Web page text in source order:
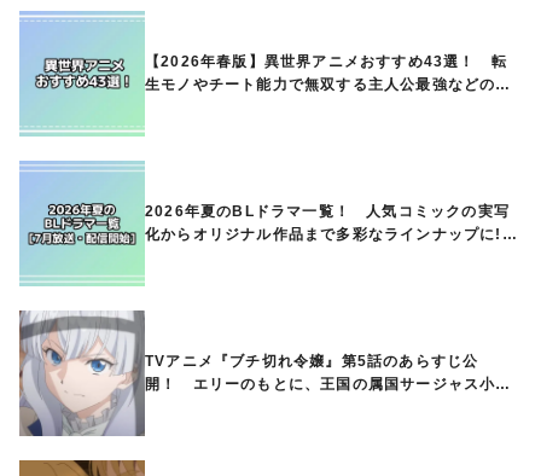
【2026年春版】異世界アニメおすすめ43選！ 転
生モノやチート能力で無双する主人公最強などの人
2026年夏のBLドラマ一覧！ 人気コミックの実写
化からオリジナル作品まで多彩なラインナップに!!
TVアニメ『ブチ切れ令嬢』第5話のあらすじ公
開！ エリーのもとに、王国の属国サージャス小王